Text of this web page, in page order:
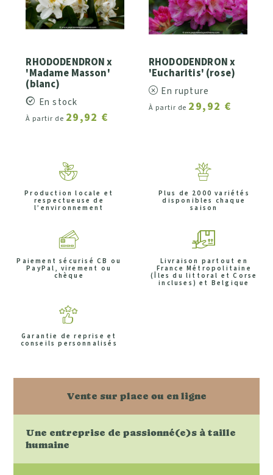
RHODODENDRON x
'Madame Masson'
(blanc)
En stock
À partir de 29,92 €
RHODODENDRON x
'Eucharitis' (rose)
En rupture
À partir de 29,92 €
Production locale et
respectueuse de
l’environnement
Plus de 2000 variétés
disponibles chaque
saison
Paiement sécurisé CB ou
PayPal, virement ou
chèque
Livraison partout en
France Métropolitaine
(Îles du littoral et Corse
incluses) et Belgique
Garantie de reprise et
conseils personnalisés
Vente sur place ou en ligne
Une entreprise de passionné(e)s à taille
humaine